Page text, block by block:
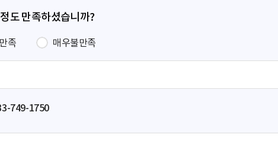
도 만족하셨습니까?
족 매우불만족
749-1750